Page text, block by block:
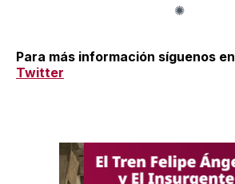
Para más información síguenos en
Twitter